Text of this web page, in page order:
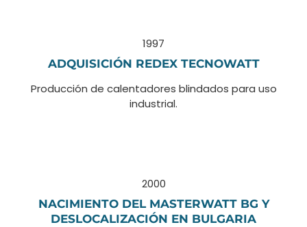
1997
ADQUISICIÓN REDEX TECNOWATT
Producción de calentadores blindados para uso
industrial.
2000
NACIMIENTO DEL MASTERWATT BG Y
DESLOCALIZACIÓN EN BULGARIA